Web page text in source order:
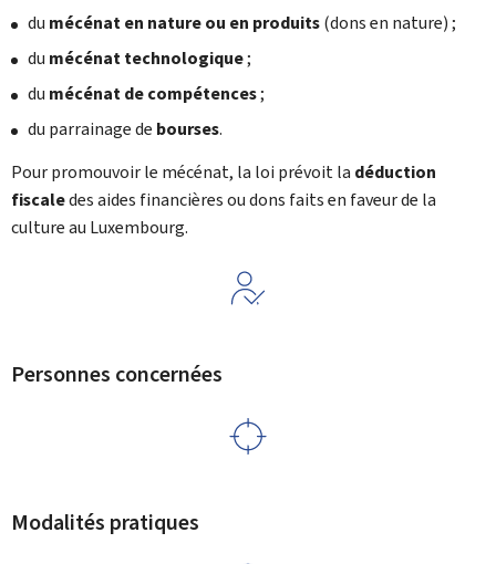
du mécénat en natureou en produits(dons en nature) ;
du mécénat technologique;
du mécénat de compétences;
du parrainage de bourses.
Pour promouvoir le mécénat, la loi prévoit la déduction
fiscaledes aides financières ou dons faits en faveur de la
culture au Luxembourg.
Personnes concernées
Modalités pratiques